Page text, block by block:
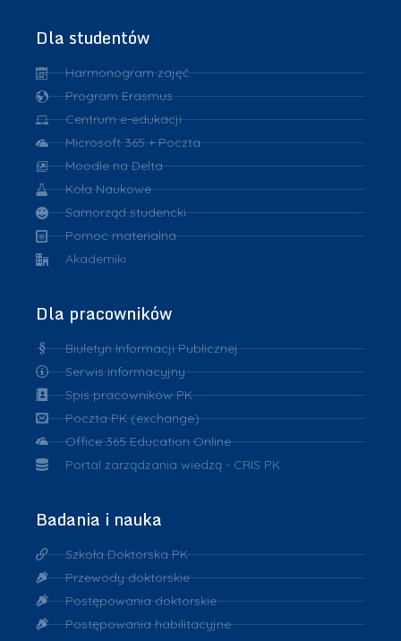
Dla studentów
Harmonogram zajęć
Program Erasmus
Centrum e-edukacji
Microsoft 365 + Poczta
Moodle na Delta
Koła Naukowe
Samorząd studencki
Pomoc materialna
Akademiki
Dla pracowników
Biuletyn Informacji Publicznej
Serwis informacyjny
Spis pracowników PK
Poczta PK (exchange)
Office 365 Education Online
Portal zarządzania wiedzą - CRIS PK
Badania i nauka
Szkoła Doktorska PK
Przewody doktorskie
Postępowania doktorskie
Postępowania habilitacyjne